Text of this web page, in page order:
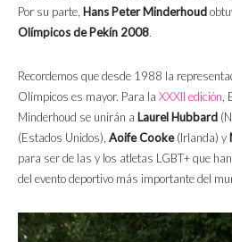
Por su parte, Hans Peter Minderhoud
Olímpicos de Pekín 2008.
Recordemos que desde 1988 la
Olímpicos es mayor. Para la XXXII edición,
Minderhoud se unirán a Laurel Hubbard
(Estados Unidos), Aoife Cooke(Irlanda) y
para ser de las y los atletas LGBT+ que
del evento deportivo más importante del